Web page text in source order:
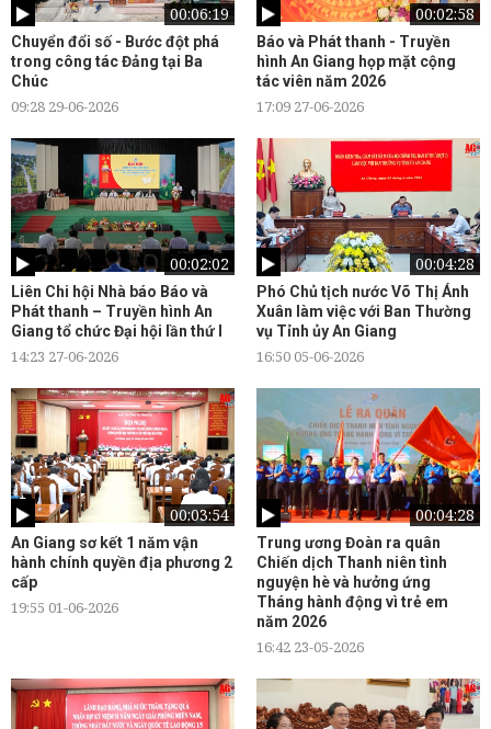
00:06:19
Chuyển đổi số - Bước đột phá
trong công tác Đảng tại Ba
Chúc
09:28 29-06-2026
00:02:58
Báo và Phát thanh - Truyền
hình An Giang họp mặt cộng
tác viên năm 2026
17:09 27-06-2026
00:02:02
Liên Chi hội Nhà báo Báo và
Phát thanh – Truyền hình An
Giang tổ chức Đại hội lần thứ I
14:23 27-06-2026
00:04:28
Phó Chủ tịch nước Võ Thị Ánh
Xuân làm việc với Ban Thường
vụ Tỉnh ủy An Giang
16:50 05-06-2026
00:03:54
An Giang sơ kết 1 năm vận
hành chính quyền địa phương 2
cấp
19:55 01-06-2026
00:04:28
Trung ương Đoàn ra quân
Chiến dịch Thanh niên tình
nguyện hè và hưởng ứng
Tháng hành động vì trẻ em
năm 2026
16:42 23-05-2026